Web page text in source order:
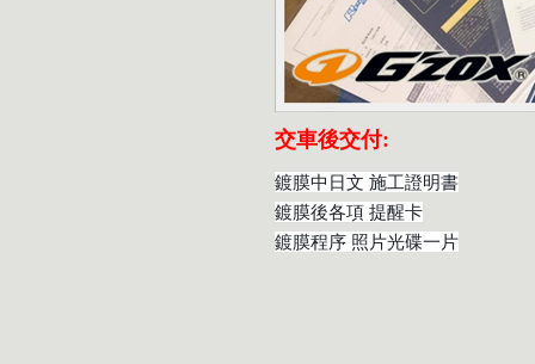
交車後交付:
鍍膜中日文 施工證明書
鍍膜後各項 提醒卡
鍍膜程序 照片光碟一片